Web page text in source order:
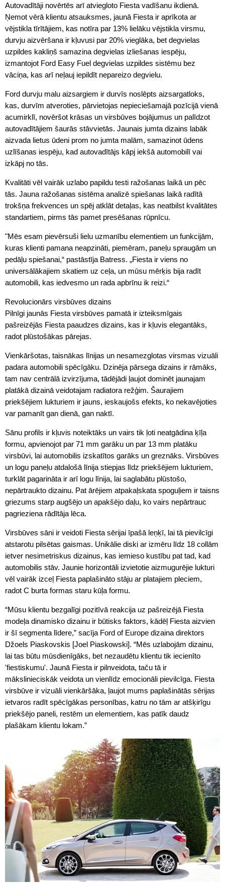
Autovadītāji novērtēs arī atviegloto Fiesta vadīšanu ikdienā.
Ņemot vērā klientu atsauksmes, jaunā Fiesta ir aprīkota ar
vējstikla tīrītājiem, kas notīra par 13% lielāku vējstikla virsmu,
durvju aizvēršana ir kļuvusi par 20% vieglāka, bet degvielas
uzpildes kakliņš samazina degvielas izliešanas iespēju,
izmantojot Ford Easy Fuel degvielas uzpildes sistēmu bez
vāciņa, kas arī neļauj iepildīt nepareizo degvielu.
Ford durvju malu aizsargiem ir durvīs noslēpts aizsargatloks,
kas, durvīm atveroties, pārvietojas nepieciešamajā pozīcijā vienā
acumirklī, novēršot krāsas un virsbūves bojājumus un palīdzot
autovadītājiem šaurās stāvvietās. Jaunais jumta dizains labāk
aizvada lietus ūdeni prom no jumta malām, samazinot ūdens
uzlīšanas iespēju, kad autovadītājs kāpj iekšā automobilī vai
izkāpj no tās.
Kvalitāti vēl vairāk uzlabo papildu testi ražošanas laikā un pēc
tās. Jauna ražošanas sistēma analizē spiešanas laikā radītā
trokšņa frekvences un spēj atklāt detaļas, kas neatbilst kvalitātes
standartiem, pirms tās pamet presēšanas rūpnīcu.
"Mēs esam pievērsuši lielu uzmanību elementiem un funkcijām,
kuras klienti pamana neapzināti, piemēram, paneļu spraugām un
pedāļu spiešanai,“ pastāstīja Batress. „Fiesta ir viens no
universālākajiem skatiem uz ceļa, un mūsu mērķis bija radīt
automobili, kas iedvesmo un rada apbrīnu ik reizi.“
Revolucionārs virsbūves dizains
Pilnīgi jaunās Fiesta virsbūves pamatā ir izteiksmīgais
pašreizējās Fiesta paaudzes dizains, kas ir kļuvis elegantāks,
radot plūstošākas pārejas.
Vienkāršotas, taisnākas līnijas un nesamezglotas virsmas vizuāli
padara automobili spēcīgāku. Dzinēja pārsega dizains ir rāmāks,
tam nav centrālā izvirzījuma, tādējādi ļaujot dominēt jaunajam
platākā dizainā veidotajam radiatora režģim. Šaurajiem
priekšējiem lukturiem ir jauns, ieskaujošs efekts, ko nekavējoties
var pamanīt gan dienā, gan naktī.
Sānu profils ir kļuvis noteiktāks un vairs tik ļoti neatgādina ķīļa
formu, apvienojot par 71 mm garāku un par 13 mm platāku
virsbūvi, lai automobilis izskatītos garāks un greznāks. Virsbūves
un logu paneļu atdalošā līnija stiepjas līdz priekšējiem lukturiem,
turklāt pagarināta ir arī logu līnija, lai saglabātu plūstošo,
nepārtraukto dizainu. Pat ārējiem atpakaļskata spoguļiem ir taisns
griezums starp augšējo un apakšējo daļu, ko vairs nepārtrauc
pagrieziena rādītāja lēca.
Virsbūves sāni ir veidoti Fiesta sērijai īpašā leņķī, lai tā pievilcīgi
atstarotu pilsētas gaismas. Unikālie diski ar izmēru līdz 18 collām
ietver nesimetriskus dizainus, kas iemieso kustību pat tad, kad
automobilis stāv. Jaunie horizontāli izvietotie aizmugurējie lukturi
vēl vairāk izceļ Fiesta paplašināto stāju ar platajiem pleciem,
radot C burta formas staru kūļa formu.
“Mūsu klientu bezgalīgi pozitīvā reakcija uz pašreizējā Fiesta
modeļa dinamisko dizainu ir būtisks faktors, kādēļ Fiesta aizvien
ir šī segmenta līdere,” sacīja Ford of Europe dizaina direktors
Džoels Piaskovskis [Joel Piaskowski]. “Mēs uzlabojām dizainu,
lai tas būtu mūsdienīgāks, bet nezaudētu klientu tik iecienīto
'fiestiskumu'. Jaunā Fiesta ir pilnveidota, taču tā ir
mākslinieciskāk veidota un vienlīdz emocionāli pievilcīga. Fiesta
virsbūve ir vizuāli vienkāršāka, ļaujot mums paplašinātās sērijas
ietvaros radīt spēcīgākas personības, katru no tām ar atšķirīgu
priekšējo paneli, restēm un elementiem, kas patīk daudz
plašākam klientu lokam.”